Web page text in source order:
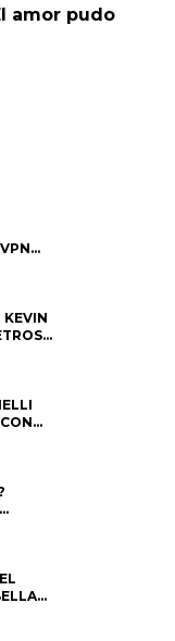
amor pudo
KEVIN